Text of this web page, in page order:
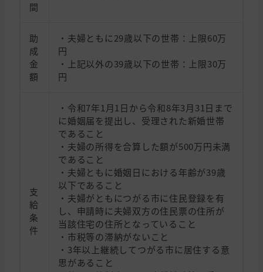
間
助
成
金
額
・夫婦ともに29歳以下の世帯：上限60万
円
・上記以外の39歳以下の世帯：上限30万
円
支
給
条
件
・令和7年1月1日から令和8年3月31日まで
に婚姻届を提出し、受理された新婚世帯
であること
・夫婦の所得を合算した額が500万円未満
であること
・夫婦ともに婚姻日における年齢が39歳
以下であること
・夫婦がともにつがる市に住民登録を有
し、申請時に夫婦双方の住民票の住所が
当該住宅の住所となっていること
・市税等の滞納がないこと
・3年以上継続してつがる市に居住する意
思があること